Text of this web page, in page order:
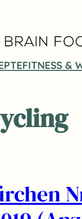
FITNESS &